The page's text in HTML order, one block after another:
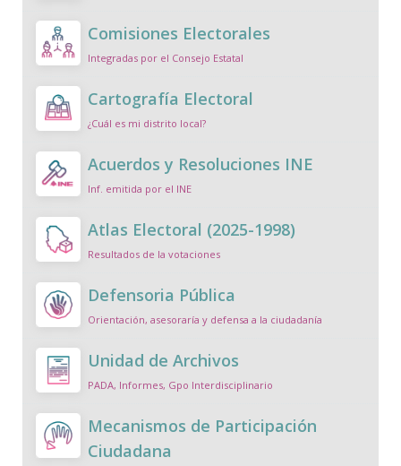
Comisiones Electorales
Integradas por el Consejo Estatal
Cartografía Electoral
¿Cuál es mi distrito local?
Acuerdos y Resoluciones INE
Inf. emitida por el INE
Atlas Electoral (2025-1998)
Resultados de la votaciones
Defensoria Pública
Orientación, asesoraría y defensa a la ciudadanía
Unidad de Archivos
PADA, Informes, Gpo Interdisciplinario
Mecanismos de Participación
Ciudadana